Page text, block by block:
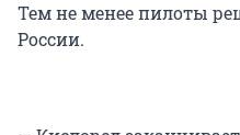
Тем не менее пилоты
России.